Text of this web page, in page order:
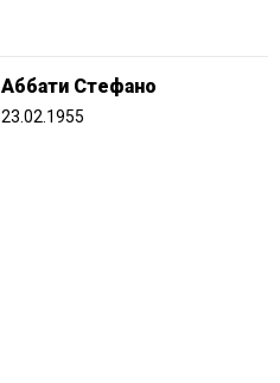
Аббати Стефано
23.02.1955